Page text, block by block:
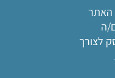
האתר
ה
לצורך